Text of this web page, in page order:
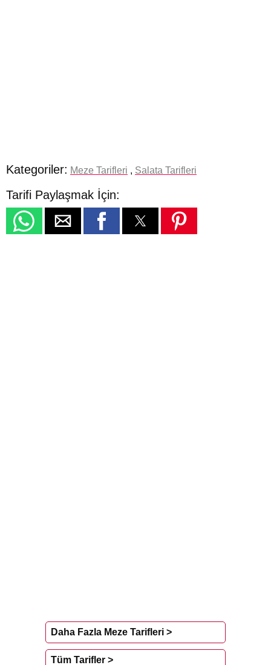
Kategoriler: Meze Tarifleri , Salata Tarifleri
Tarifi Paylaşmak İçin:
Daha Fazla Meze Tarifleri >
Tüm Tarifler >